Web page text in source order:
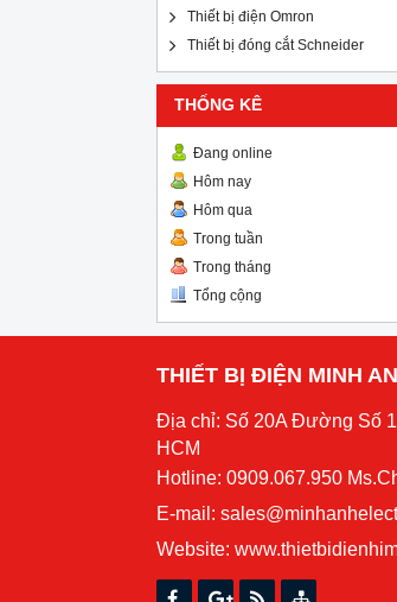
Thiết bị điện Omron
Thiết bị đóng cắt Schneider
THỐNG KÊ
Đang online
Hôm nay
Hôm qua
Trong tuần
Trong tháng
Tổng cộng
THIẾT BỊ ĐIỆN MINH
Địa chỉ: Số 20A Đường Số
HCM
Hotline: 0909.067.950
E-mail:
Website: